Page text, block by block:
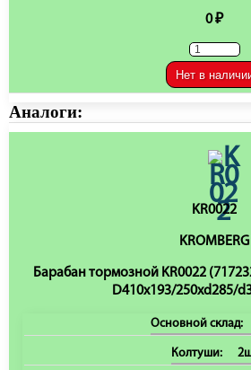
0 ₽
Нет в
Аналоги:
KR0022
KROMBERG
Барабан тормозной KR0022
D410x193/250xd285/
Основной склад:
Колтуши: